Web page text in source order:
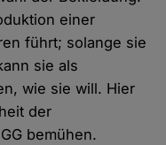
einer
führt; solange sie
sie als
wie sie will. Hier
der
bemühen.